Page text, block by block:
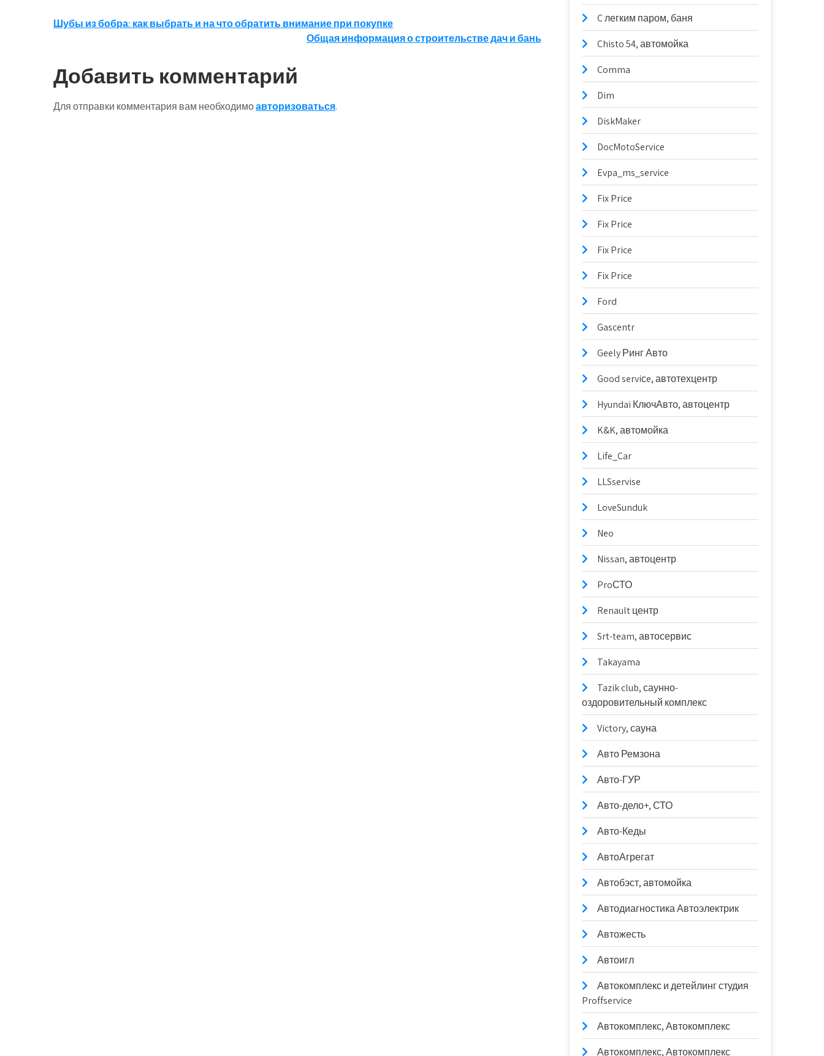
Навигация
записям
Шубы из бобра: как выбрать и на что обратить внимание при покупке
Общая информация о строительстве дач и бань
Добавить комментарий
Для отправки комментария вам необходимоавторизоваться.
C легким паром, баня
Chisto 54, автомойка
Comma
Dim
DiskMaker
DocMotoService
Evpa_ms_service
Fix Price
Fix Price
Fix Price
Fix Price
Ford
Gascentr
Geely Ринг Авто
Good serviсe, автотехцентр
Hyundai КлючАвто, автоцентр
K&K, автомойка
Life_Car
LLSservise
LoveSunduk
Neo
Nissan, автоцентр
ProСТО
Renault центр
Srt-team, автосервис
Takayama
Tazik club, саунно-
оздоровительный комплекс
Victory, сауна
Авто Ремзона
Авто-ГУР
Авто-дело+, СТО
Авто-Кеды
АвтоАгрегат
Автобэст, автомойка
Автодиагностика Автоэлектрик
Автожесть
Автоигл
Автокомплекс и детейлинг студия
Proffservice
Автокомплекс, Автокомплекс
Автокомплекс, Автокомплекс